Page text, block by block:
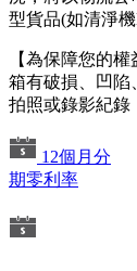
型貨品(如清淨
【為保障您的
箱有破損、凹陷
拍照或錄影紀錄
12個月分
期零利率